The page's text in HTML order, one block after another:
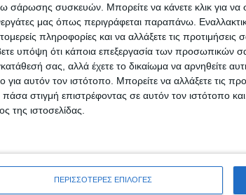
σάρωσης συσκευών. Μπορείτε να κάνετε κλικ για να
μας όπως περιγράφεται παραπάνω.
πληροφορίες και να αλλάξετε τις προτιμήσεις
υπόψη ότι κάποια επεξεργασία των προσωπικών
σας, αλλά έχετε το δικαίωμα να αρνηθείτε
για αυτόν τον ιστότοπο. Μπορείτε να αλλάξετε τις
πάσα στιγμή επιστρέφοντας σε αυτόν τον ιστότοπο
της ιστοσελίδας.
ΠΕΡΙΣΣΟΤΕΡΕΣ ΕΠΙΛΟΓΕΣ
την εφημερίδα ΝΕΟΣ ΑΓΩΝ στο
στην περιοχή της Καρδίτσας και ευρύτερα της
πρόγραμμα για